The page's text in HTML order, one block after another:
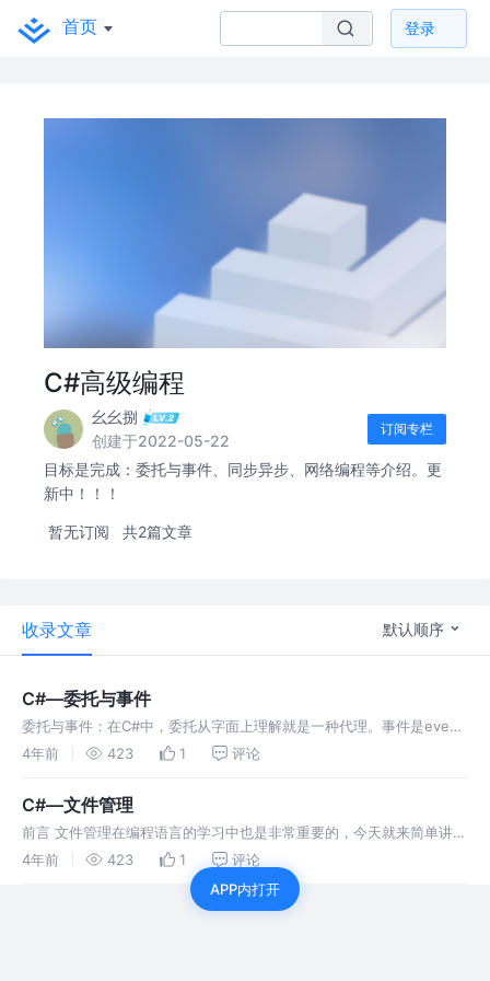
首页 登录
C#高级编程
幺幺捌
创建于2022-05-22
订阅专栏
目标是完成：委托与事件、同步异步、网络编程等介绍。更
新中！！！
暂无订阅 共2篇文章
收录文章 默认顺序
C#—委托与事件
委托与事件：在C#中，委托从字面上理解就是一种代理。事件是event
修饰的委托，与委托在访问权限上有一些差异。
4年前 423 1 评论
C#—文件管理
前言 文件管理在编程语言的学习中也是非常重要的，今天就来简单讲一
下C#中的文件管理。 File类 FileStream类 StreamReader和
4年前 423 1
评论
APP内打开